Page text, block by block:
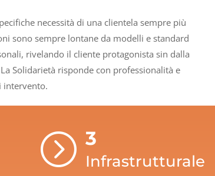
necessità di una clientela sempre più
sono sempre lontane da modelli e standard
rivelando il cliente protagonista sin dalla
Solidarietà risponde con professionalità e
intervento.
= 3
Infrastrutturale